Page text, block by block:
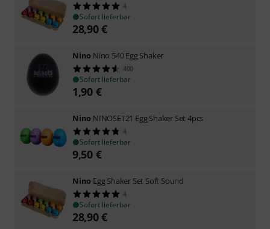
4
Sofort lieferbar
28,90€
Nino Nino 540 Egg Shaker
400
Sofort lieferbar
1,90 €
Nino NINOSET21 Egg Shaker Set 4pcs
4
Sofort lieferbar
9,50 €
Nino Egg Shaker Set Soft Sound
4
Sofort lieferbar
28,90€